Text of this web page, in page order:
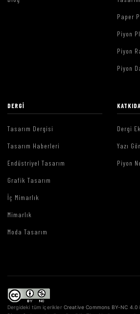
Paper
Piyon
Piyon
Piyon
DERGI
Tasarım Dergisi
Tasarım Haberleri
Endüstriyel Tasarım
Grafik Tasarım
İç Mimarlık
Mimarlık
Moda Tasarım
Dergi
Yazı
Piyon
Dergideki tüm içerikler Creative Commons BY-NC 4.0